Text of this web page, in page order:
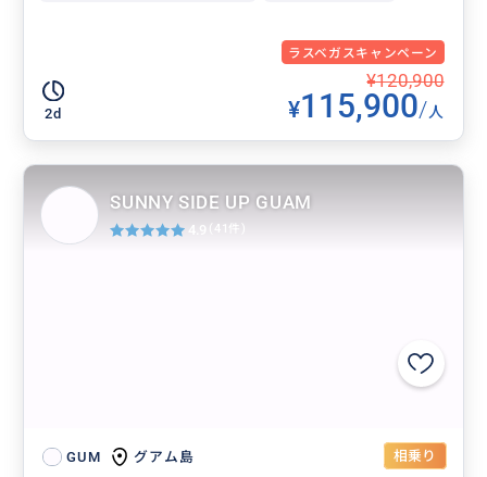
ラスベガスキャンペーン
2d
¥120,900
¥115,900/人
GUM グアム島 相乗り
SUNNY SIDE UP GUAM
4.9 (41件)